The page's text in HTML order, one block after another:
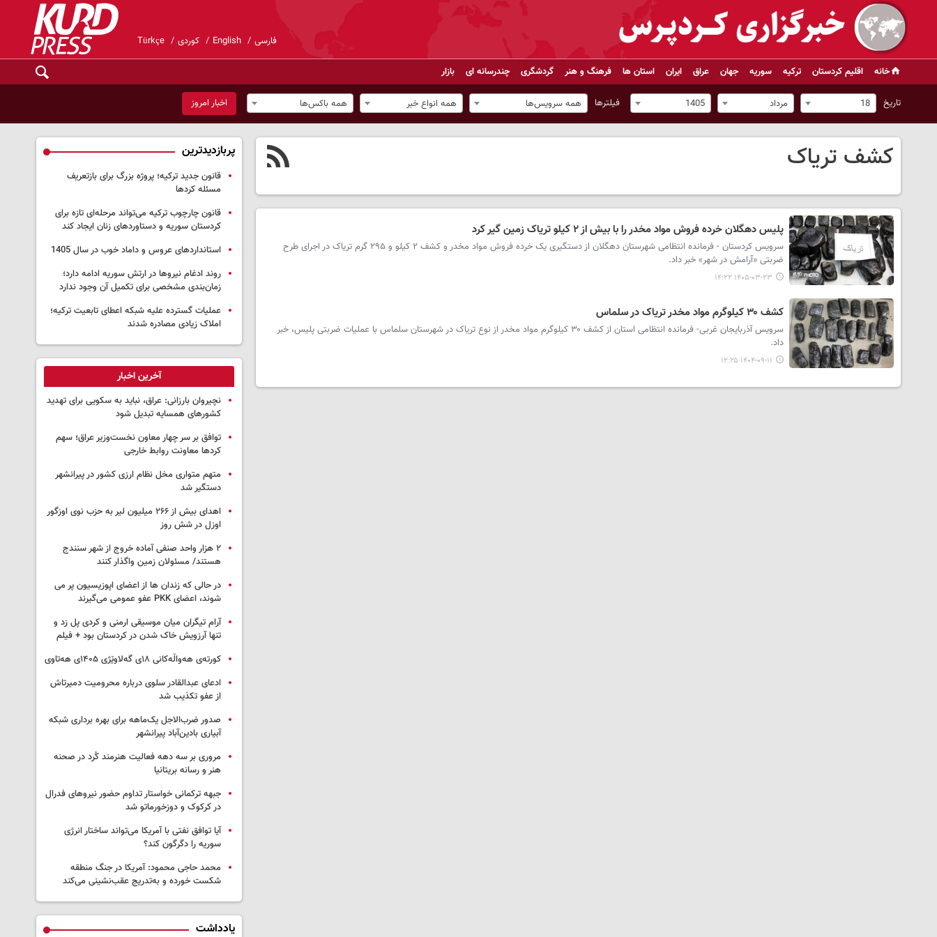
فارسی English کوردی Türkçe
خانه اقلیم کردستان ترکیه سوریه جهان عراق ایران استان ها فرهنگ و هنر گردشگری چندرسانه ای بازار
تاریخ 18 مرداد 1405 فیلترها همه سرویس‌ها همه انواع خبر همه باکس‌ها اخبار امروز
کشف تریاک
پلیس دهگلان خرده فروش مواد مخدر را با بیش از ۲ کیلو تریاک زمین گیر کرد
سرویس کردستان - فرمانده انتظامی شهرستان دهگلان از دستگیری یک خرده فروش مواد مخدر و کشف ۲ کیلو و ۲۹۵ گرم تریاک در اجرای طرح
ضربتی «آرامش در شهر» خبر داد.
۱۴۰۵-۰۳-۲۳ ۱۴:۲۲
کشف ۳۰ کیلوگرم مواد مخدر تریاک در سلماس
سرویس آذربایجان غربی- فرمانده انتظامی استان از کشف ۳۰ کیلوگرم مواد مخدر از نوع تریاک در شهرستان سلماس با عملیات ضربتی پلیس، خبر
داد.
۱۴۰۴-۰۹-۱۱ ۱۲:۲۵
پربازدیدترین
قانون جدید ترکیه؛ پروژه بزرگ‌ برای بازتعریف
مسئله کردها
قانون چارچوب ترکیه می‌تواند مرحله‌ای تازه برای
کردستان سوریه و دستاوردهای زنان ایجاد کند
استانداردهای عروس و داماد خوب در سال 1405
روند ادغام نیروها در ارتش سوریه ادامه دارد؛
زمان‌بندی مشخصی برای تکمیل آن وجود ندارد
عملیات گسترده علیه شبکه اعطای تابعیت ترکیه؛
املاک زیادی مصادره شدند
آخرین اخبار
نچیروان بارزانی: عراق، نباید به سکویی برای تهدید
کشورهای همسایه تبدیل شود
توافق بر سر چهار معاون نخست‌وزیر عراق؛ سهم
کردها معاونت روابط خارجی
متهم متواری مخل نظام ارزی کشور در پیرانشهر
دستگیر شد
اهدای بیش از ۲۶۶ میلیون لیر به حزب نوی اوزگور
اوزل در شش روز
۲ هزار واحد صنفی آماده خروج از شهر سنندج
هستند/ مسئولان زمین واگذار کنند
در حالی که زندان ها از اعضای اپوزیسیون پر می
شوند، اعضای PKK عفو عمومی می‌گیرند
آرام تیگران میان موسیقی ارمنی و کردی پل زد و
تنها آرزویش خاک شدن در کردستان بود + فیلم
کورتەی هەواڵەکانی ۱۸ی گەلاوێژی ۱۴۰۵ی هەتاوی
ادعای عبدالقادر سلوی درباره محرومیت دمیرتاش
از عفو تکذیب شد
صدور ضرب‌الاجل یک‌ماهه برای بهره برداری شبکه
آبیاری بادین‌آباد پیرانشهر
مروری بر سه دهه فعالیت هنرمند کُرد در صحنه
هنر و رسانه بریتانیا
جبهه ترکمانی خواستار تداوم حضور نیروهای فدرال
در کرکوک و دوزخورماتو شد
آیا توافق نفتی با آمریکا می‌تواند ساختار انرژی
سوریه را دگرگون کند؟
محمد حاجی محمود: آمریکا در جنگ منطقه
شکست خورده و به‌تدریج عقب‌نشینی می‌کند
یادداشت